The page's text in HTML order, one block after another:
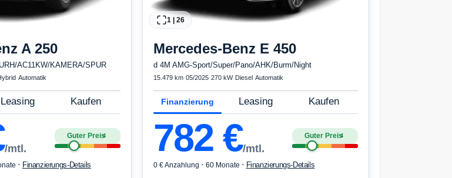
A 250
AC11KW/KAMERA/SPUR
·Automatik
Leasing Kaufen
/mtl.
Guter Preis4
· Finanzierungs-Details
1 | 26
Mercedes-Benz E 450
d 4M AMG-Sport/Super/Pano/AHK/Burm/Night
15.479 km·05/2025·270 kW· Diesel·Automatik
Finanzierung Leasing Kaufen
782€/mtl.
Guter Preis4
0 € Anzahlung · 60 Monate · Finanzierungs-Details